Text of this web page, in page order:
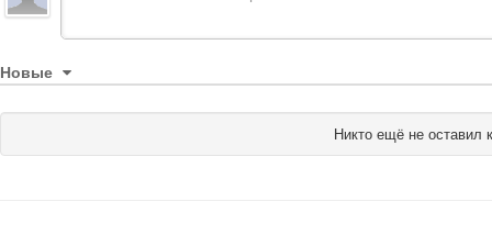
Новые
Никто ещё не оставил